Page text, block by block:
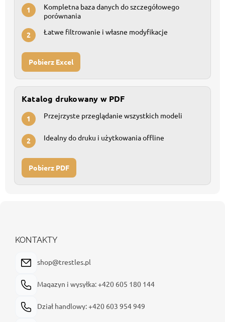
1
Kompletna baza danych do szczegółowego
porównania
2 Łatwe filtrowanie i własne modyfikacje
Pobierz Excel
Katalog drukowany w PDF
1 Przejrzyste przeglądanie wszystkich modeli
2 Idealny do druku i użytkowania offline
Pobierz PDF
KONTAKTY
shop@trestles.pl
Magazyn i wysyłka: +420 605 180 144
Dział handlowy: +420 603 954 949